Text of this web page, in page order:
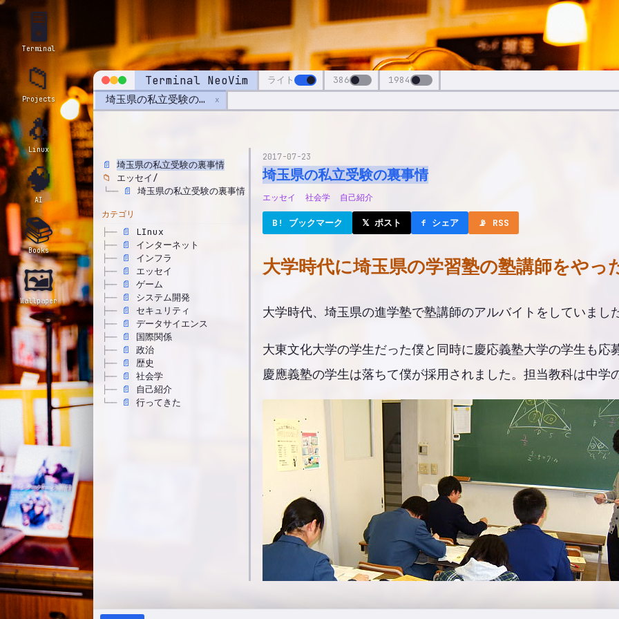
Terminal NeoVim ライト 386 1984
埼玉県の私立受験の裏事情 x
📄 埼玉県の私立受験の裏事情
📁 エッセイ/
└── 📄埼玉県の私立受験の裏事情
カテゴリ
├──
📄 LInux
├── 📄 インターネット
├── 📄 インフラ
├── 📄 エッセイ
├── 📄 ゲーム
├── 📄 システム開発
├── 📄 セキュリティ
├── 📄 データサイエンス
├── 📄 国際関係
├── 📄 政治
├── 📄 歴史
├── 📄 社会学
├── 📄 自己紹介
└── 📄 行ってきた
2017-07-23
埼玉県の私立受験の裏事情
エッセイ 社会学 自己紹介
B! ブックマーク 𝕏 ポスト f シェア 📡 RSS
大学時代に埼玉県の学習塾の塾講師をやっ
大学時代、埼玉県の進学塾で塾講師のアルバイトをしていまし
大東文化大学の学生だった僕と同時に慶応義塾大学の学生も応
慶應義塾の学生は落ちて僕が採用されました。担当教科は中学
🖥️
Terminal
📁
Projects
🐧
Linux
🧠
AI
📚
Books
🖼️
Wallpaper